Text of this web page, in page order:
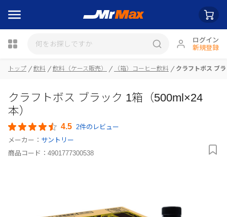
ログイン
新規登録
トップ 飲料 飲料（ケース販売） （箱）コーヒー飲料 クラフトボス ブ
クラフトボス ブラック 1箱（500ml×24
本）
4.5 2件のレビュー
メーカー： サントリー
商品コード： 4901777300538